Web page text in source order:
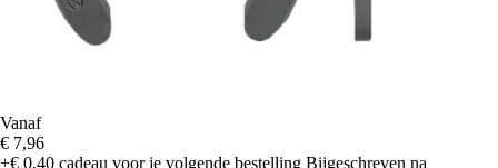
Vanaf
€ 7,96
+€ 0,40 cadeau voor je volgende bestelling Bijgeschreven na